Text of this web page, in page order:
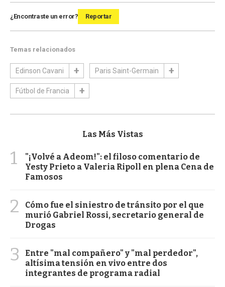
¿Encontraste un error? Reportar
Temas relacionados
Edinson Cavani Paris Saint-Germain
Fútbol de Francia
Las Más Vistas
1
"¡Volvé a Adeom!": el filoso comentario de
Yesty Prieto a Valeria Ripoll en plena Cena de
Famosos
2
Cómo fue el siniestro de tránsito por el que
murió Gabriel Rossi, secretario general de
Drogas
3
Entre "mal compañero" y "mal perdedor",
altísima tensión en vivo entre dos
integrantes de programa radial